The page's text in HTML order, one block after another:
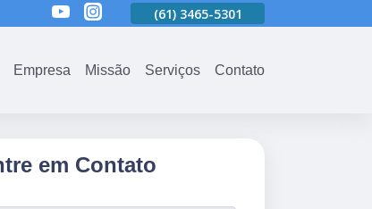
3465-5301 (61) 3465-5301
Empresa Missão Serviços Contato
em Contato